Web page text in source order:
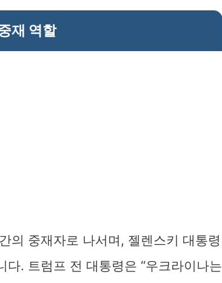
재 역할
의 중재자로 나서며, 젤렌스키 대통령
. 트럼프 전 대통령은 “우크라이나는